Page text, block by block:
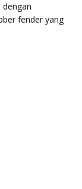
fender yang